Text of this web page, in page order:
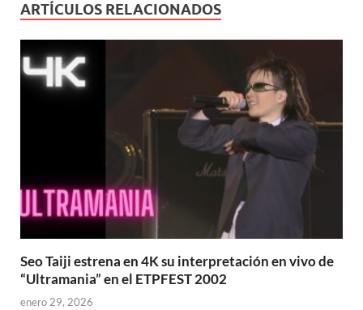
ARTÍCULOS RELACIONADOS
Seo Taiji estrena en 4K su interpretación en vivo de
“Ultramania” en el ETPFEST 2002
enero 29, 2026